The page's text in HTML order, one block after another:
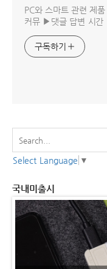
PC와 스마트 관련 제
커뮤 ▶댓글 답변 시
구독하기
Select Language ▼
국내미출시